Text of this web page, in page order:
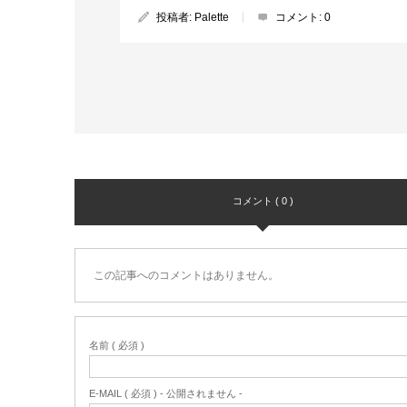
投稿者: Palette コメント: 0
コメント ( 0 )
この記事へのコメントはありません。
名前 ( 必須 )
E-MAIL ( 必須 ) - 公開されません -